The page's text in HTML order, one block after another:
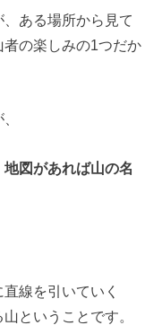
、ある場所から見て
の楽しみの1つだか
地図があれば山の名
線を引いていく
ということです。